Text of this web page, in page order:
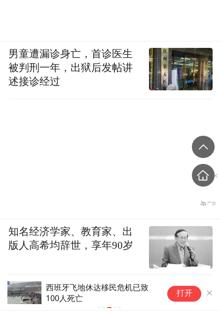
美股异动 | 美国雅保(ALB.US)涨
逾6% 锂需求强劲Q2业绩超预期
打开
男童遭漏诊身亡，首诊医生
被判刑一年，出狱后发帖讲
述接诊经过
知名经济学家、教育家、出
版人高希均辞世，享年90岁